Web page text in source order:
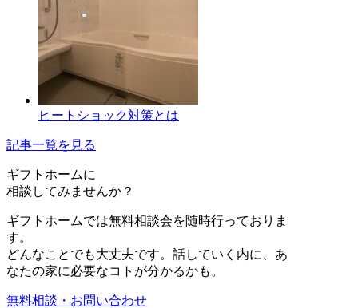
ヒートショック対策とは
記事一覧を見る
ギフトホームに
相談 してみませんか？
ギフトホームでは無料相談会を随時行っておりま
す。
どんなことでも大丈夫です。話していく内に、あ
なたの家に必要なコトが分かるかも。
無料相談・お問い合わせ